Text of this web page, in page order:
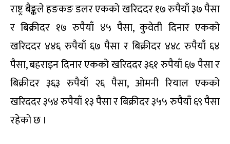
राष्ट्र बैङ्कले हङकङ डलर एकको खरिददर १७ रुपैयाँ ३७ पैसा
र बिक्रीदर १७ रुपैयाँ ४५ पैसा, कुवेती दिनार एकको
खरिददर ४४६ रुपैयाँ ६७ पैसा र बिक्रीदर ४४८ रुपैयाँ ६४
पैसा, बहराइन दिनार एकको खरिददर ३६१ रुपैयाँ ६७ पैसा र
बिक्रीदर ३६३ रुपैयाँ २६ पैसा, ओमनी रियाल एकको
खरिददर ३५४ रुपैयाँ १३ पैसा र बिक्रीदर ३५५ रुपैयाँ ६९ पैसा
रहेको छ ।